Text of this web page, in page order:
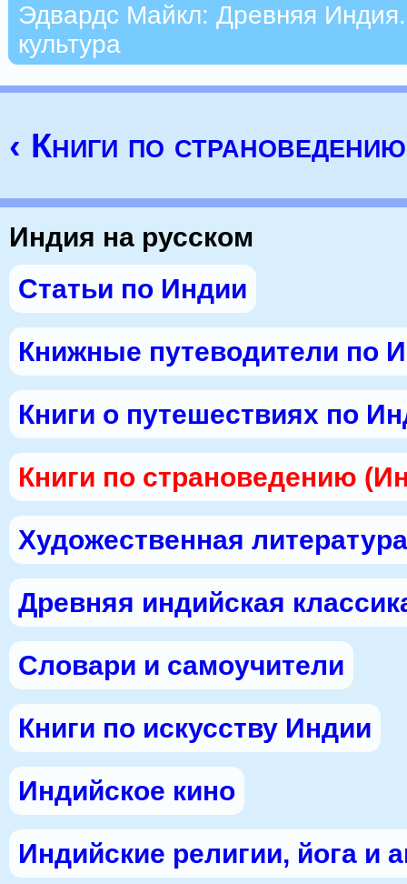
Эдвардс Майкл: Древняя
культура
‹ Книги по
Индия на русском
Статьи по Индии
Книжные путеводители по
Книги о путешествиях по
Книги по страноведению
Художественная
Древняя индийская
Словари и самоучители
Книги по искусству Индии
Индийское кино
Индийские религии, йога и